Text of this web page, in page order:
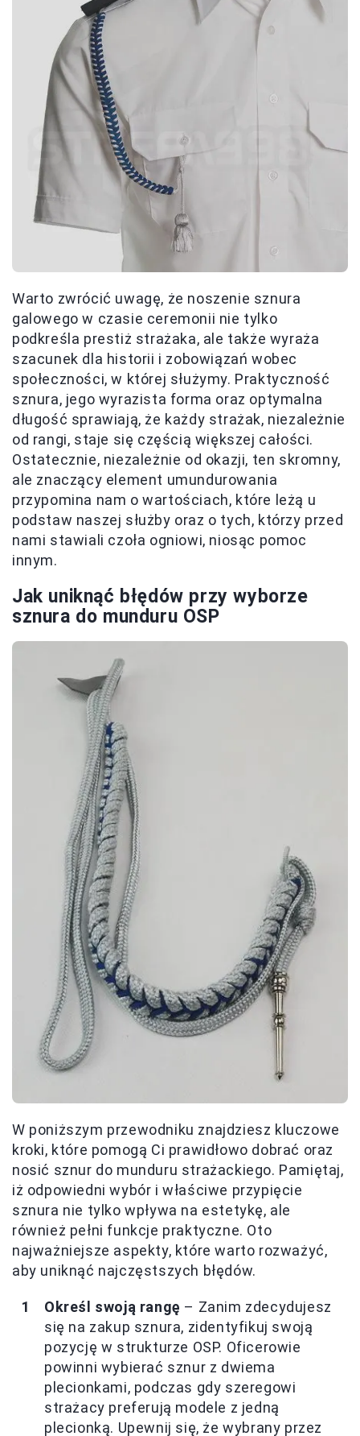
Warto zwrócić uwagę, że noszenie sznura
galowego w czasie ceremonii nie tylko
podkreśla prestiż strażaka, ale także wyraża
szacunek dla historii i zobowiązań wobec
społeczności, w której służymy. Praktyczność
sznura, jego wyrazista forma oraz optymalna
długość sprawiają, że każdy strażak, niezależnie
od rangi, staje się częścią większej całości.
Ostatecznie, niezależnie od okazji, ten skromny,
ale znaczący element umundurowania
przypomina nam o wartościach, które leżą u
podstaw naszej służby oraz o tych, którzy przed
nami stawiali czoła ogniowi, niosąc pomoc
innym.
Jak uniknąć błędów przy wyborze
sznura do munduru OSP
W poniższym przewodniku znajdziesz kluczowe
kroki, które pomogą Ci prawidłowo dobrać oraz
nosić sznur do munduru strażackiego. Pamiętaj,
iż odpowiedni wybór i właściwe przypięcie
sznura nie tylko wpływa na estetykę, ale
również pełni funkcje praktyczne. Oto
najważniejsze aspekty, które warto rozważyć,
aby uniknąć najczęstszych błędów.
Określ swoją rangę – Zanim zdecydujesz
się na zakup sznura, zidentyfikuj swoją
pozycję w strukturze OSP. Oficerowie
powinni wybierać sznur z dwiema
plecionkami, podczas gdy szeregowi
strażacy preferują modele z jedną
plecionką. Upewnij się, że wybrany przez